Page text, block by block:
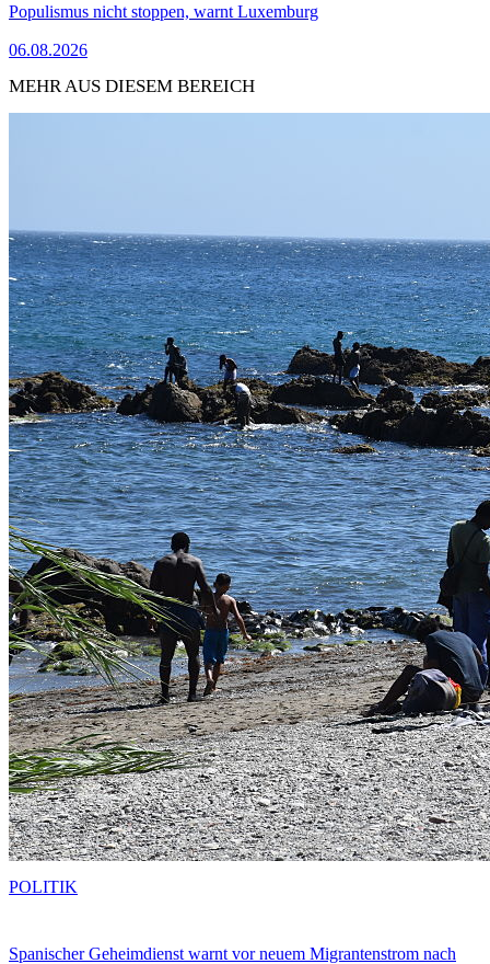
Populismus nicht stoppen, warnt Luxemburg
06.08.2026
MEHR AUS DIESEM BEREICH
Spanischer Geheimdienst warnt vor neuem Migrantenstrom nach
POLITIK